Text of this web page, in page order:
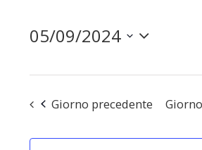
05/09/2024
la
data.
Giorno precedente